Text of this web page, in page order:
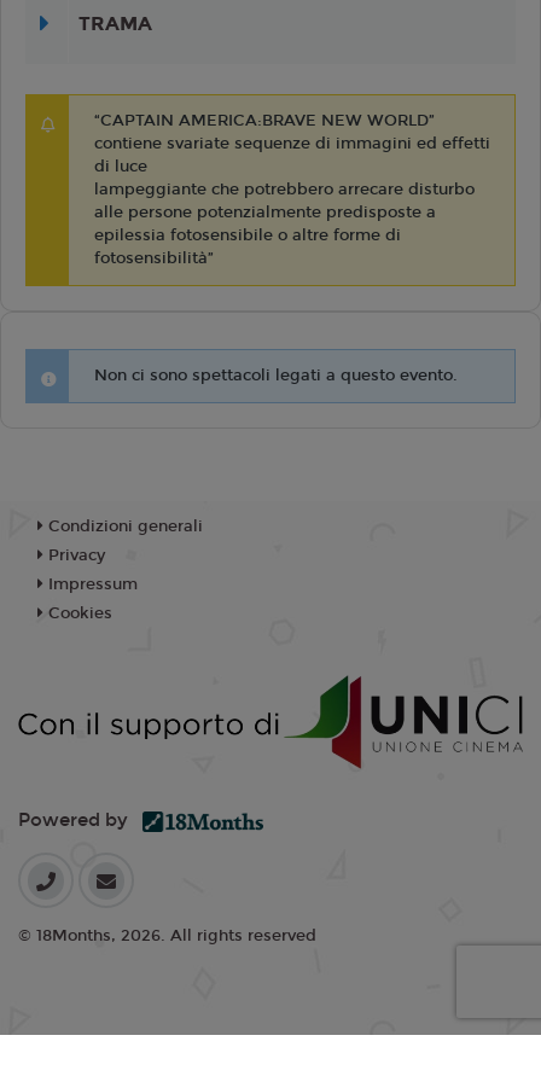
TRAMA
“CAPTAIN AMERICA:BRAVE NEW WORLD”
contiene svariate sequenze di immagini ed effetti
di luce
lampeggiante che potrebbero arrecare disturbo
alle persone potenzialmente predisposte a
epilessia fotosensibile o altre forme di
fotosensibilità”
Non ci sono spettacoli legati a questo evento.
Condizioni generali
Privacy
Impressum
Cookies
Powered by
© 18Months, 2026. All rights reserved